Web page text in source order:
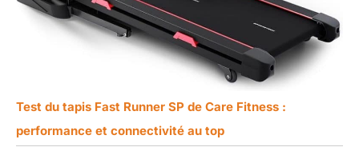
Test du tapis Fast Runner SP de Care Fitness :
performance et connectivité au top